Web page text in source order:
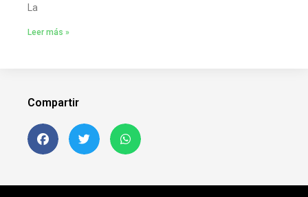
La
Leer más »
Compartir